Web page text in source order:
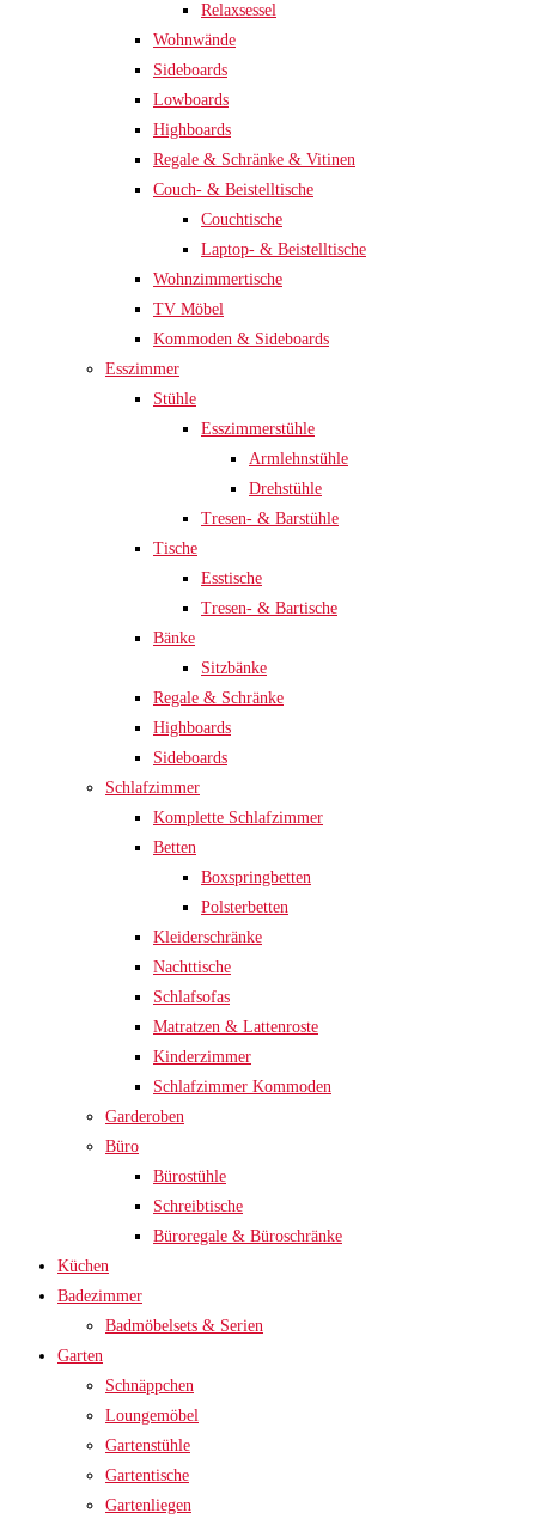
Relaxsessel
Wohnwände
Sideboards
Lowboards
Highboards
Regale & Schränke & Vitinen
Couch- & Beistelltische
Couchtische
Laptop- & Beistelltische
Wohnzimmertische
TV Möbel
Kommoden & Sideboards
Esszimmer
Stühle
Esszimmerstühle
Armlehnstühle
Drehstühle
Tresen- & Barstühle
Tische
Esstische
Tresen- & Bartische
Bänke
Sitzbänke
Regale & Schränke
Highboards
Sideboards
Schlafzimmer
Komplette Schlafzimmer
Betten
Boxspringbetten
Polsterbetten
Kleiderschränke
Nachttische
Schlafsofas
Matratzen & Lattenroste
Kinderzimmer
Schlafzimmer Kommoden
Garderoben
Büro
Bürostühle
Schreibtische
Büroregale & Büroschränke
Küchen
Badezimmer
Badmöbelsets & Serien
Garten
Schnäppchen
Loungemöbel
Gartenstühle
Gartentische
Gartenliegen